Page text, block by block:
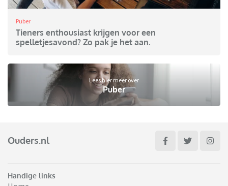
Puber
Tieners enthousiast krijgen voor een
spelletjesavond? Zo pak je het aan.
Lees hier meer over
Puber
Ouders.nl
Handige links